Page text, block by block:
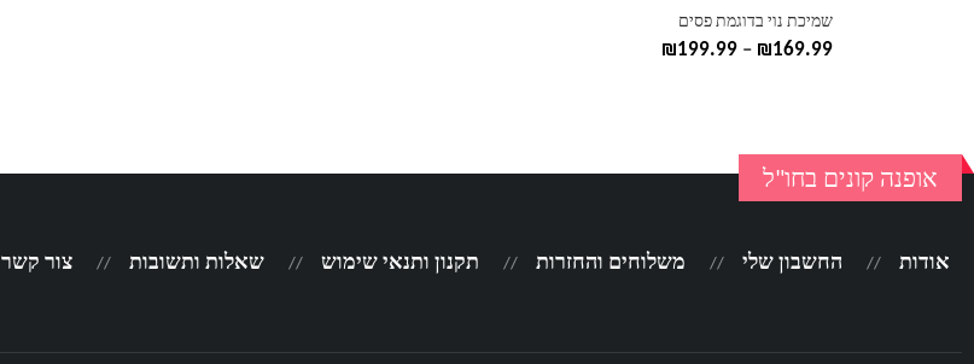
שמיכת נוי בדוגמת פסים
₪169.99
–
₪199.99
אופנה קונים בחו"ל
אודות החשבון שלי משלוחים והחזרות תקנון ותנאי שימוש שאלות ותשובות צור קשר